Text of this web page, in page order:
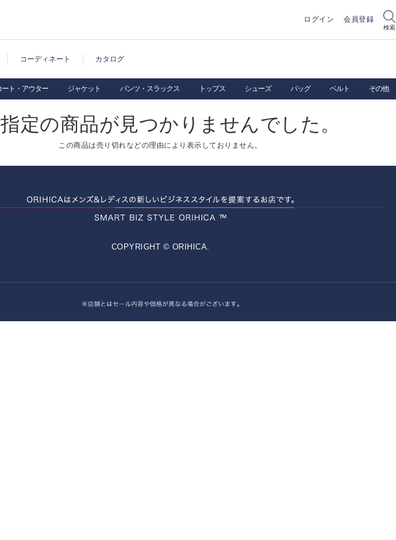
ログイン 会員登録
検索
コーディネート カタログ
ート・アウター ジャケット パンツ・スラックス トップス シューズ バッグ ベルト その他
定の商品が見つかりませんでした。
この商品は売り切れなどの理由により表示しておりません。
COPYRIGHT © ORIHICA.